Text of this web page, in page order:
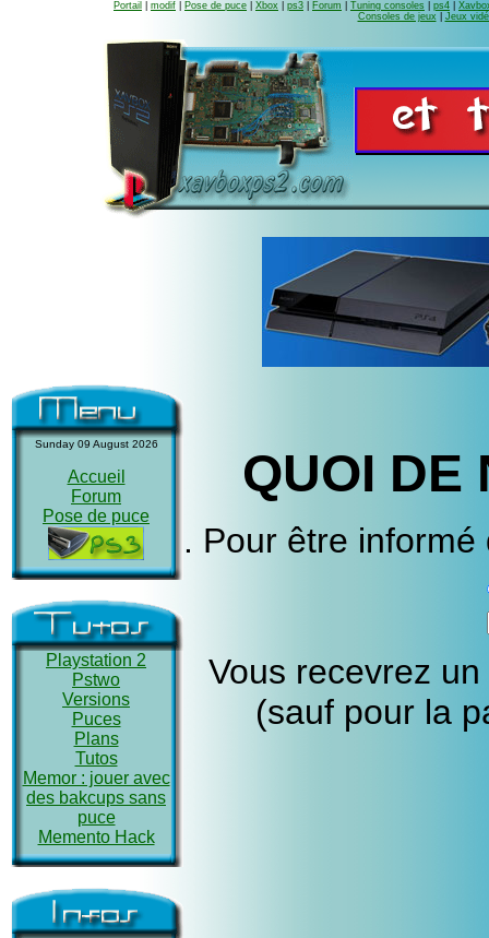
Portail modif Pose de puce Xbox ps3 Forum Tuning consoles ps4
Consoles de jeux| Jeux
Sunday 09 August 2026
Accueil
Forum
Pose de puce
Playstation 2
Pstwo
Versions
Puces
Plans
Tutos
Memor : jouer avec
des bakcups sans
puce
Memento Hack
QUOI DE
. Pour être
Vous recevrez
(sauf pour la